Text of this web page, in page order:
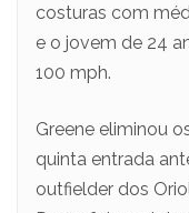
costuras com
e o jovem de 24
100 mph.
Greene eliminou
quinta entrada
outfielder dos